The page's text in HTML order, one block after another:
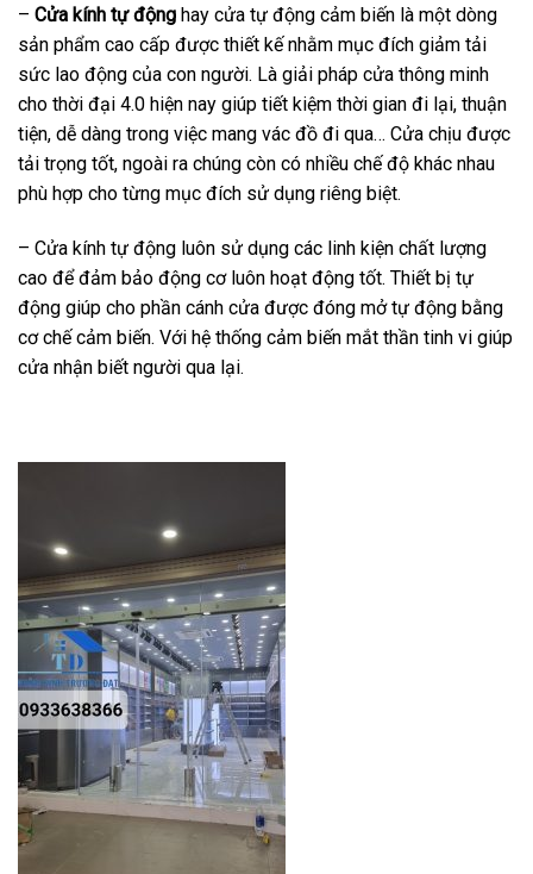
– Cửa kính tự động hay cửa tự động cảm biến là một dòng
sản phẩm cao cấp được thiết kế nhằm mục đích giảm tải
sức lao động của con người. Là giải pháp cửa thông minh
cho thời đại 4.0 hiện nay giúp tiết kiệm thời gian đi lại, thuận
tiện, dễ dàng trong việc mang vác đồ đi qua… Cửa chịu được
tải trọng tốt, ngoài ra chúng còn có nhiều chế độ khác nhau
phù hợp cho từng mục đích sử dụng riêng biệt.
– Cửa kính tự động luôn sử dụng các linh kiện chất lượng
cao để đảm bảo động cơ luôn hoạt động tốt. Thiết bị tự
động giúp cho phần cánh cửa được đóng mở tự động bằng
cơ chế cảm biến. Với hệ thống cảm biến mắt thần tinh vi giúp
cửa nhận biết người qua lại.